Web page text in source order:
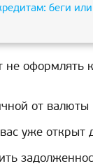
беги
не оформлять
от
уже открыт